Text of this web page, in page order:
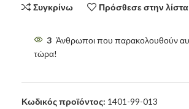
Συγκρίνω Πρόσθεσε στην
3 Άνθρωποι που παρακολουθούν
τώρα!
Κωδικός προϊόντος: 1401-99-013